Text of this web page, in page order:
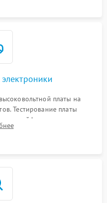
платы на
Тестирование платы
шлейфов, контактов
прохождения и наличия